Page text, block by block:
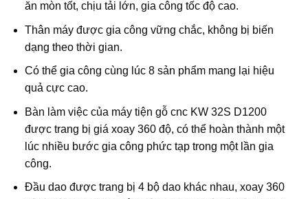
ăn mòn tốt, chịu tải lớn, gia công tốc độ cao.
Thân máy được gia công vững chắc, không bị biến
dạng theo thời gian.
Có thể gia công cùng lúc 8 sản phẩm mang lại hiệu
quả cực cao.
Bàn làm việc của máy tiện gỗ cnc KW 32S D1200
được trang bị giá xoay 360 độ, có thể hoàn thành một
lúc nhiều bước gia công phức tạp trong một lần gia
công.
Đầu dao được trang bị 4 bộ dao khác nhau, xoay 360